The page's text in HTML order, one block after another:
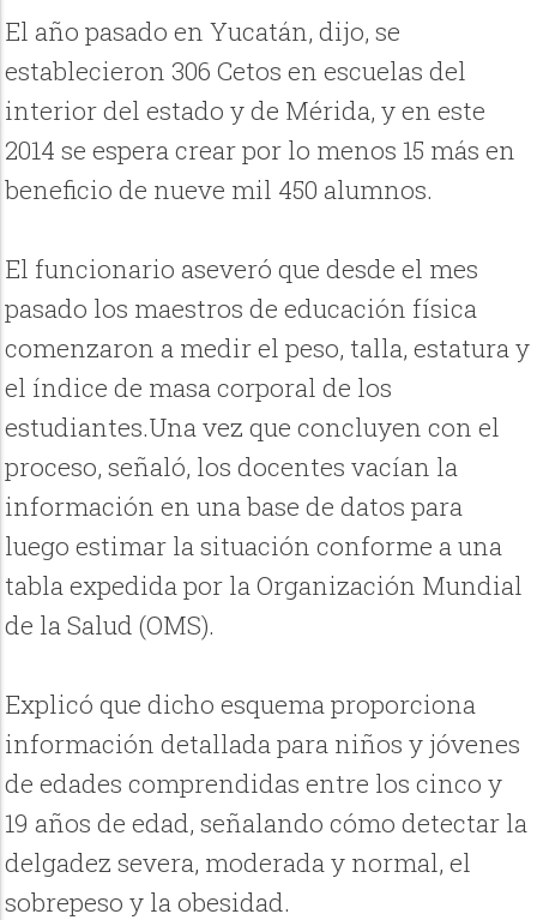
El año pasado en Yucatán, dijo, se
establecieron 306 Cetos en escuelas del
interior del estado y de Mérida, y en este
2014 se espera crear por lo menos 15 más en
beneficio de nueve mil 450 alumnos.
El funcionario aseveró que desde el mes
pasado los maestros de educación física
comenzaron a medir el peso, talla, estatura y
el índice de masa corporal de los
estudiantes.Una vez que concluyen con el
proceso, señaló, los docentes vacían la
información en una base de datos para
luego estimar la situación conforme a una
tabla expedida por la Organización Mundial
de la Salud (OMS).
Explicó que dicho esquema proporciona
información detallada para niños y jóvenes
de edades comprendidas entre los cinco y
19 años de edad, señalando cómo detectar la
delgadez severa, moderada y normal, el
sobrepeso y la obesidad.